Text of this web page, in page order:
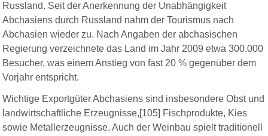
Russland. Seit der Anerkennung der Unabhängigkeit
Abchasiens durch Russland nahm der Tourismus nach
Abchasien wieder zu. Nach Angaben der abchasischen
Regierung verzeichnete das Land im Jahr 2009 etwa 300.000
Besucher, was einem Anstieg von fast 20 % gegenüber dem
Vorjahr entspricht.
Wichtige Exportgüter Abchasiens sind insbesondere Obst und
landwirtschaftliche Erzeugnisse,[105] Fischprodukte, Kies
sowie Metallerzeugnisse. Auch der Weinbau spielt traditionell